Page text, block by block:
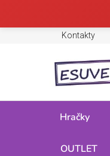
Kontakty
Hračky
OUTLET
Domů
/ Hračky